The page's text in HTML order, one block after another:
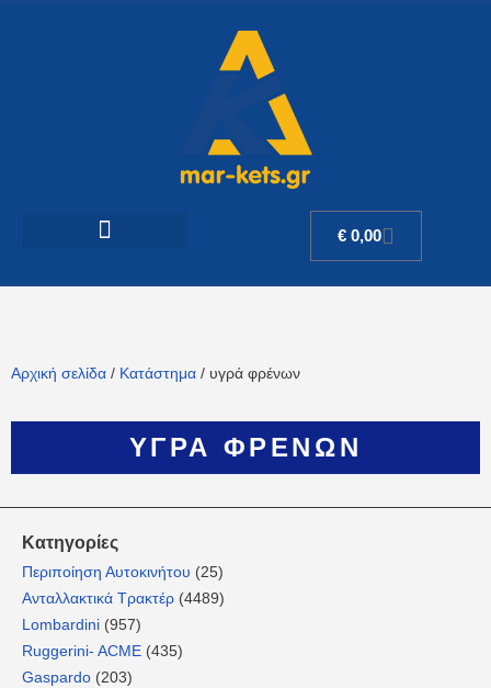
€ 0,00
Αρχική σελίδα / Κατάστημα / υγρά φρένων
ΥΓΡΆ ΦΡΈΝΩΝ
Κατηγορίες
Περιποίηση Αυτοκινήτου (25)
Ανταλλακτικά Τρακτέρ (4489)
Lombardini (957)
Ruggerini- ACME (435)
Gaspardo (203)